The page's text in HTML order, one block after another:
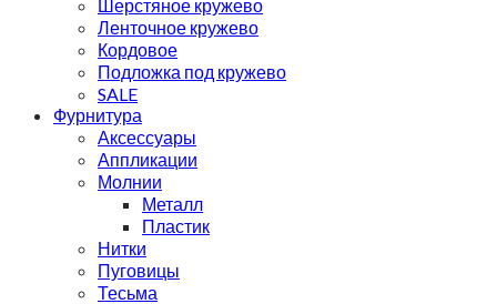
Шерстяное кружево
Ленточное кружево
Кордовое
Подложка под кружево
SALE
Фурнитура
Аксессуары
Аппликации
Молнии
Металл
Пластик
Нитки
Пуговицы
Тесьма